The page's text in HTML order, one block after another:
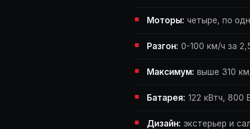
Моторы: четыре, по
Разгон: 0-100 км/ч за
Максимум: выше 310
Батарея: 122 кВтч, 800
Дизайн: экстерьер и